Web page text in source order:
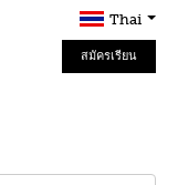
Thai
สมัครเรียน
Online